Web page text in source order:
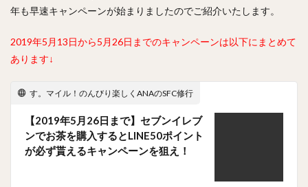
年も早速キャンペーンが始まりましたのでご紹介いたします。
2019年5月13日から5月26日までのキャンペーンは以下にまとめて
あります↓
す。マイル！のんびり楽しくANAのSFC修行
【2019年5月26日まで】セブンイレブ
ンでお茶を購入するとLINE50ポイント
が必ず貰えるキャンペーンを狙え！